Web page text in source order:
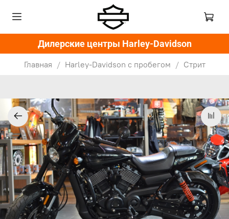
Дилерские центры Harley-Davidson
Главная Harley-Davidson с пробегом Стрит